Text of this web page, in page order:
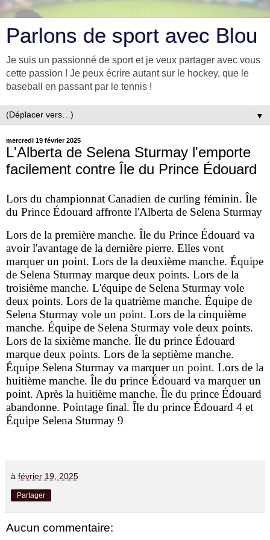
Parlons de sport avec Blou
Je suis un passionné de sport et je veux partager avec vous
cette passion ! Je peux écrire autant sur le hockey, que le
baseball en passant par le tennis !
▼
mercredi 19 février 2025
L'Alberta de Selena Sturmay l'emporte
facilement contre Île du Prince Édouard
Lors du championnat Canadien de curling féminin. Île
du Prince Édouard affronte l'Alberta de Selena Sturmay
Lors de la première manche. Île du Prince Édouard va
avoir l'avantage de la dernière pierre. Elles vont
marquer un point. Lors de la deuxième manche. Équipe
de Selena Sturmay marque deux points. Lors de la
troisième manche. L'équipe de Selena Sturmay vole
deux points. Lors de la quatrième manche. Équipe de
Selena Sturmay vole un point. Lors de la cinquième
manche. Équipe de Selena Sturmay vole deux points.
Lors de la sixième manche. Île du prince Édouard
marque deux points. Lors de la septième manche.
Équipe Selena Sturmay va marquer un point. Lors de la
huitième manche. Île du prince Édouard va marquer un
point. Après la huitième manche. Île du prince Édouard
abandonne. Pointage final. Île du prince Édouard 4 et
Équipe Selena Sturmay 9
à février 19, 2025
Partager
Aucun commentaire: